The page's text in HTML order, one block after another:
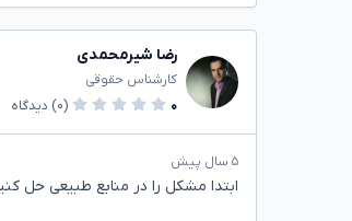
رضا شیرمحمدی
کارشناس حقوقی
۰
(۰) دیدگاه
۵ سال پیش
ابتدا مشکل را در منابع طبیعی حل